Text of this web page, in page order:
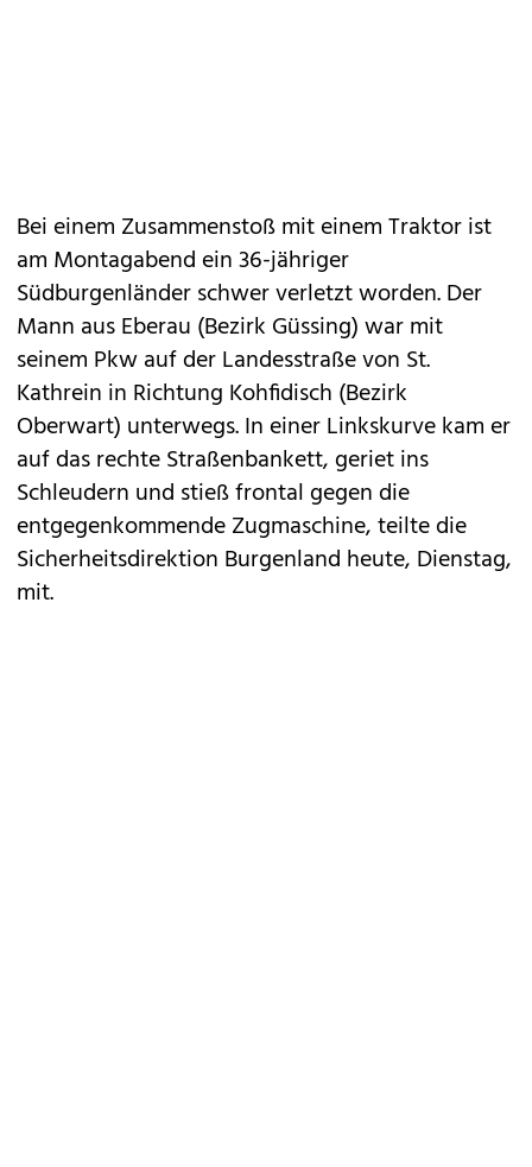
Bei einem Zusammenstoß mit einem Traktor ist
am Montagabend ein 36-jähriger
Südburgenländer schwer verletzt worden. Der
Mann aus Eberau (Bezirk Güssing) war mit
seinem Pkw auf der Landesstraße von St.
Kathrein in Richtung Kohfidisch (Bezirk
Oberwart) unterwegs. In einer Linkskurve kam er
auf das rechte Straßenbankett, geriet ins
Schleudern und stieß frontal gegen die
entgegenkommende Zugmaschine, teilte die
Sicherheitsdirektion Burgenland heute, Dienstag,
mit.